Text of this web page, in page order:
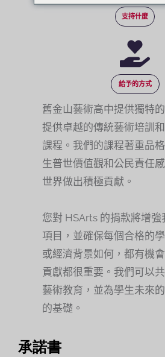
支持什麼
給予的方式
舊金山藝術高中提供獨特
提供卓越的傳統藝術培訓
課程。我們的課程著重品
生普世價值觀和公民責任
世界做出積極貢獻。
您對 HSArts 的捐款將增強
項目，並確保每個合格的
或經濟背景如何，都有機
貢獻都很重要。我們可以
藝術教育，並為學生未來
的基礎。
承諾書